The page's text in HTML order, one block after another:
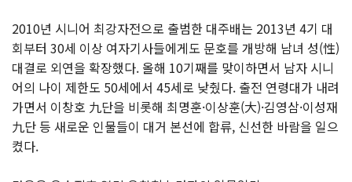
2010년 시니어 최강자전으로 출범한 대주배는 2013년 4기 대
회부터 30세 이상 여자기사들에게도 문호를 개방해 남녀 성(性)
대결로 외연을 확장했다. 올해 10기째를 맞이하면서 남자 시니
어의 나이 제한도 50세에서 45세로 낮췄다. 출전 연령대가 내려
가면서 이창호 九단을 비롯해 최명훈·이상훈(大)·김영삼·이성재
九단 등 새로운 인물들이 대거 본선에 합류, 신선한 바람을 일으
켰다.